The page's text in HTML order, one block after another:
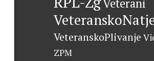
VeteranskoPlivanje
ZPM